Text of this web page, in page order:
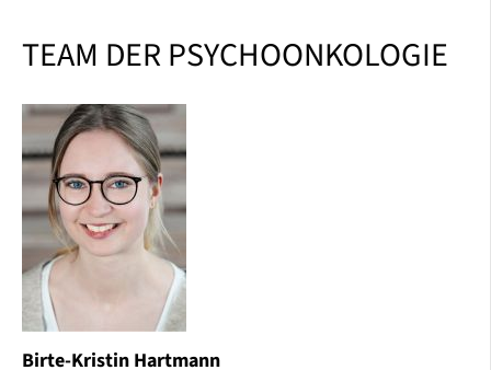
TEAM DER PSYCHOONKOLOGIE
Birte-Kristin Hartmann